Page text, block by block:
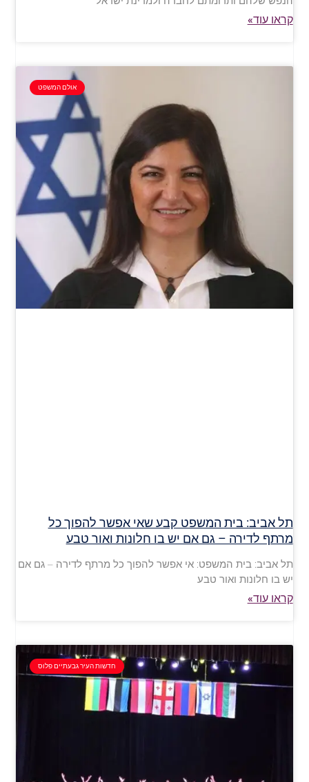
קראו עוד»
אולם המשפט
תל אביב: בית המשפט קבע שאי אפשר להפוך כל
מרתף לדירה – גם אם יש בו חלונות ואור טבע
תל אביב: בית המשפט: אי אפשר להפוך כל מרתף לדירה – גם אם
יש בו חלונות ואור טבע
קראו עוד»
חדשות העיר גבעתיים פלוס